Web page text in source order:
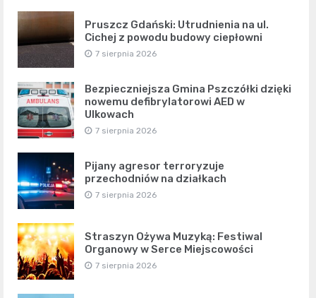
Pruszcz Gdański: Utrudnienia na ul.
Cichej z powodu budowy ciepłowni
7 sierpnia 2026
Bezpieczniejsza Gmina Pszczółki dzięki
nowemu defibrylatorowi AED w
Ulkowach
7 sierpnia 2026
Pijany agresor terroryzuje
przechodniów na działkach
7 sierpnia 2026
Straszyn Ożywa Muzyką: Festiwal
Organowy w Serce Miejscowości
7 sierpnia 2026